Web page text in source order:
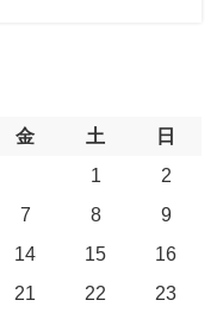
金 土
日
1
2
7 8
9
14 15
16
21 22
23